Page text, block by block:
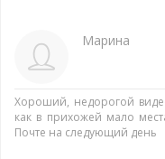
Марина
Хороший, недорогой
как в прихожей мало
Почте на следующий день